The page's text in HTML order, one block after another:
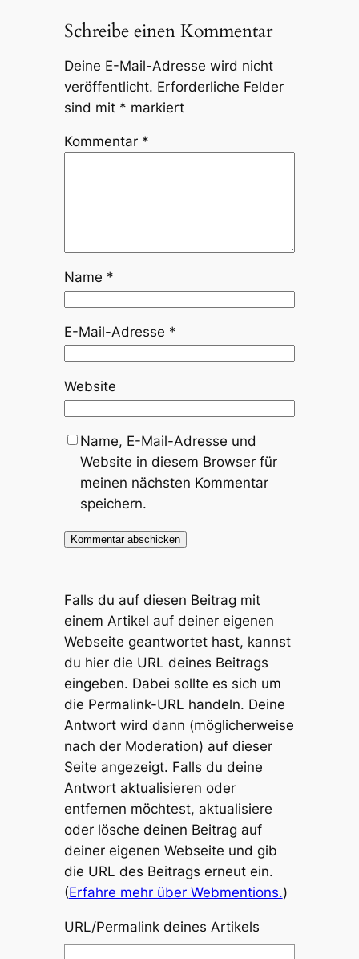
Schreibe einen Kommentar
Deine E-Mail-Adresse wird nicht
veröffentlicht. Erforderliche Felder
sind mit * markiert
Kommentar *
Name *
E-Mail-Adresse *
Website
Name, E-Mail-Adresse und
Website in diesem Browser für
meinen nächsten Kommentar
speichern.
Falls du auf diesen Beitrag mit
einem Artikel auf deiner eigenen
Webseite geantwortet hast, kannst
du hier die URL deines Beitrags
eingeben. Dabei sollte es sich um
die Permalink-URL handeln. Deine
Antwort wird dann (möglicherweise
nach der Moderation) auf dieser
Seite angezeigt. Falls du deine
Antwort aktualisieren oder
entfernen möchtest, aktualisiere
oder lösche deinen Beitrag auf
deiner eigenen Webseite und gib
die URL des Beitrags erneut ein.
(Erfahre mehr über Webmentions.)
URL/Permalink deines Artikels